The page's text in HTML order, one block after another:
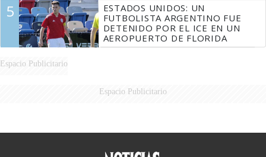
5
ESTADOS UNIDOS: UN
FUTBOLISTA ARGENTINO FUE
DETENIDO POR EL ICE EN UN
AEROPUERTO DE FLORIDA
Espacio Publicitario
Espacio Publicitario